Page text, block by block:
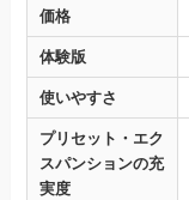
価格
体験版
使いやすさ
プリセット・エク
スパンションの充
実度